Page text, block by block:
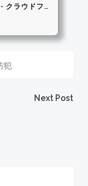
クラウドファ
コ頼もしい防犯bot
犯
Next Post